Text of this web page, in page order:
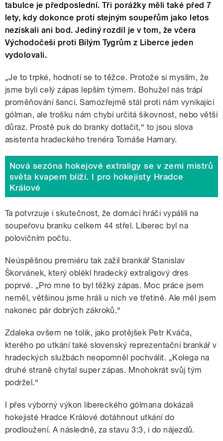
tabulce je předposlední. Tři porážky měli také před 7
lety, kdy dokonce proti stejným soupeřům jako letos
nezískali ani bod. Jediný rozdíl je v tom, že včera
Východočeši proti Bílým Tygrům z Liberce jeden
vydolovali.
„Je to trpké, hodnotí se to těžce. Protože si myslím, že
jsme byli celý zápas lepším týmem. Bohužel nás trápí
proměňování šancí. Samozřejmě stál proti nám vynikající
gólman, ale trošku nám chybí určitá šikovnost, nebo větší
důraz. Prostě puk do branky dotlačit,“ to jsou slova
asistenta hradeckého trenéra Tomáše Hamary.
Nová sezóna hokejové extraligy se v zemi mistrů
světa kvapem blíží. I pro hokejisty Hradce
Králové
Ta potvrzuje i skutečnost, že domácí hráči vypálili na
soupeřovu branku celkem 44 střel. Liberec byl na
polovičním počtu.
Neúspěšnou premiéru tak zažil brankář Stanislav
Škorvánek, který oblékl hradecký extraligový dres
poprvé. „Pro mne to byl těžký zápas. Moc práce jsem
neměl, většinou jsme hráli u nich ve třetině. Ale měl jsem
nakonec pár dobrých zákroků.“
Zdaleka ovšem ne tolik, jako protějšek Petr Kváča,
kterého po utkání také slovenský reprezentační brankář v
hradeckých službách neopomněl pochválit. „Kolega na
druhé straně chytal super zápas. Mnohokrát svůj tým
podržel.“
I přes výborný výkon libereckého gólmana dokázali
hokejisté Hradce Králové dotáhnout utkání do
prodloužení. A následně, za stavu 3:3, i do nájezdů.